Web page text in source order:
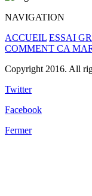
NAVIGATION
ACCUEIL ESSAI
COMMENT CA
Copyright 2016. All
Twitter
Facebook
Fermer